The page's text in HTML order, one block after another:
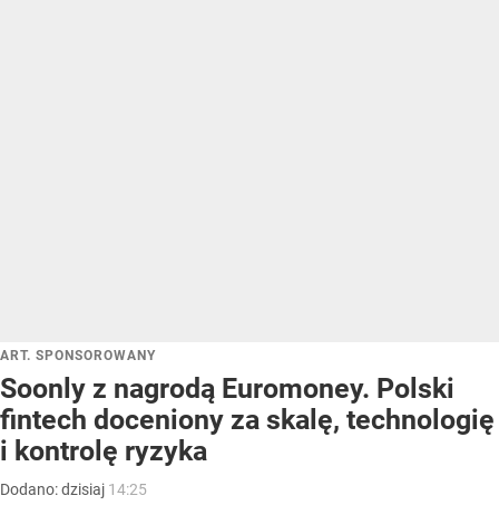
ART. SPONSOROWANY
Soonly z nagrodą Euromoney. Polski
fintech doceniony za skalę, technologię
i kontrolę ryzyka
Dodano:dzisiaj 14:25